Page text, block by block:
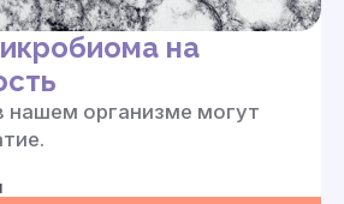
на
нашем организме могут